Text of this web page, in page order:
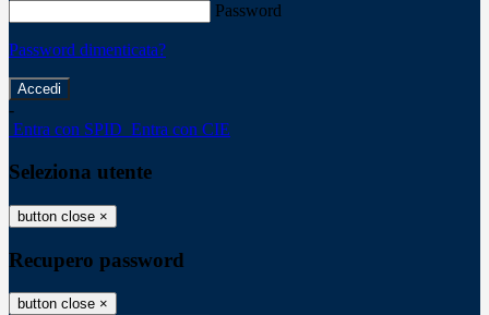
Password
Password dimenticata?
-
Entra con SPID Entra con CIE
Seleziona utente
button close ×
Recupero password
button close ×